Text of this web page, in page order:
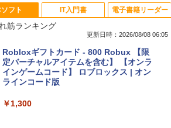
Apple 2026 MacBook Neo A18 Proチッ
プ搭載13インチノートブック：AIとAppl
e Intelligence、Liquid Retinaディスプ
レイ、8GBメモリ、512GB SSD、1080p
ィゴ + 3年延長 AppleCare+ for 13インチ
ソフト
筋ランキング
更新日時：2026/08/08 06:05
Robloxギフトカード - 800 Robux 【限
定バーチャルアイテムを含む】 【オンラ
インゲームコード】 ロブロックス | オン
ラインコード版
￥1,300
IT入門書 電子書籍リーダー